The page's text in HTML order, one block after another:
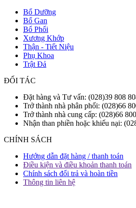
Bổ Dưỡng
Bổ Gan
Bổ Phổi
Xương Khớp
Thận - Tiết Niệu
Phụ Khoa
Trật Đả
ĐỐI TÁC
Đặt hàng và Tư vấn: (028)39 808
Trở thành nhà phân phối: (028)66
Trở thành nhà cung cấp: (028)66
Nhận than phiền hoặc khiếu nại:
CHÍNH SÁCH
Hướng dẫn đặt hàng / thanh toán
Điều kiện và điều khoản thanh toán
Chính sách đổi trả và hoàn tiền
Thông tin liên hệ